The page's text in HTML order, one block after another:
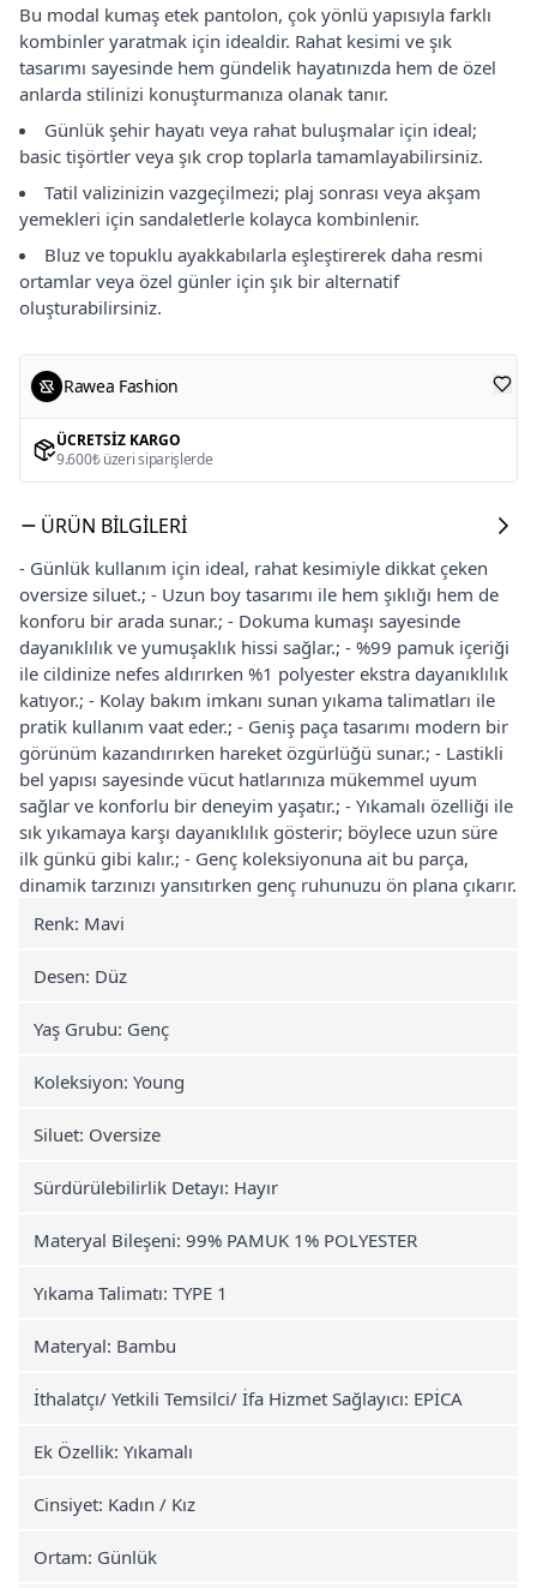
Bu modal kumaş etek pantolon, çok yönlü yapısıyla farklı
kombinler yaratmak için idealdir. Rahat kesimi ve şık
tasarımı sayesinde hem gündelik hayatınızda hem de özel
anlarda stilinizi konuşturmanıza olanak tanır.
Günlük şehir hayatı veya rahat buluşmalar için ideal;
basic tişörtler veya şık crop toplarla tamamlayabilirsiniz.
Tatil valizinizin vazgeçilmezi; plaj sonrası veya akşam
yemekleri için sandaletlerle kolayca kombinlenir.
Bluz ve topuklu ayakkabılarla eşleştirerek daha resmi
ortamlar veya özel günler için şık bir alternatif
oluşturabilirsiniz.
Rawea Fashion
ÜCRETSIZ KARGO
9.600₺ üzeri siparişlerde
ÜRÜN BILGILERI
- Günlük kullanım için ideal, rahat kesimiyle dikkat çeken
oversize siluet.; - Uzun boy tasarımı ile hem şıklığı hem de
konforu bir arada sunar.; - Dokuma kumaşı sayesinde
dayanıklılık ve yumuşaklık hissi sağlar.; - %99 pamuk içeriği
ile cildinize nefes aldırırken %1 polyester ekstra dayanıklılık
katıyor.; - Kolay bakım imkanı sunan yıkama talimatları ile
pratik kullanım vaat eder.; - Geniş paça tasarımı modern bir
görünüm kazandırırken hareket özgürlüğü sunar.; - Lastikli
bel yapısı sayesinde vücut hatlarınıza mükemmel uyum
sağlar ve konforlu bir deneyim yaşatır.; - Yıkamalı özelliği ile
sık yıkamaya karşı dayanıklılık gösterir; böylece uzun süre
ilk günkü gibi kalır.; - Genç koleksiyonuna ait bu parça,
dinamik tarzınızı yansıtırken genç ruhunuzu ön plana çıkarır.
Renk: Mavi
Desen: Düz
Yaş Grubu: Genç
Koleksiyon: Young
Siluet: Oversize
Sürdürülebilirlik Detayı: Hayır
Materyal Bileşeni: 99% PAMUK 1% POLYESTER
Yıkama Talimatı: TYPE 1
Materyal: Bambu
İthalatçı/ Yetkili Temsilci/ İfa Hizmet Sağlayıcı: EPİCA
Ek Özellik: Yıkamalı
Cinsiyet: Kadın / Kız
Ortam: Günlük